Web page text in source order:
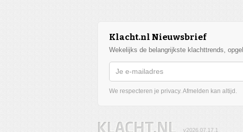
Klacht.nl Nieuwsbrief
Wekelijks de belangrijkste klachttrends,
We respecteren je privacy. Afmelden kan altijd.
v2026.07.17.1